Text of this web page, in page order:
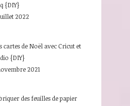
{DIY}
2022
cartes de Noël avec Cricut et
{DIY}
2021
des feuilles de papier